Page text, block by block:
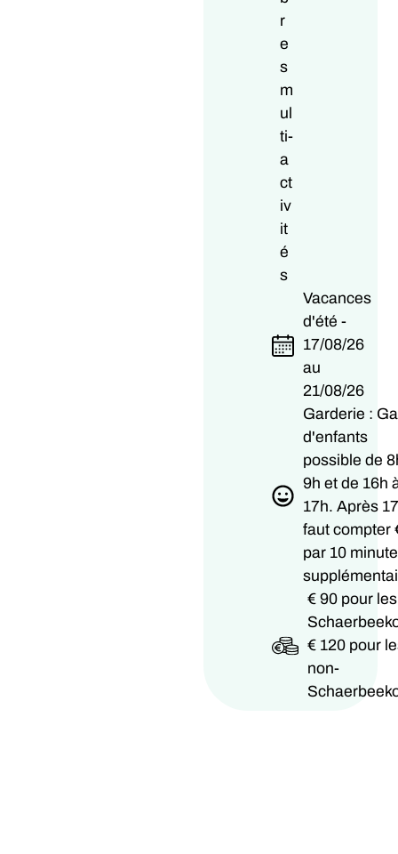
r
e
s
m
ul
ti-
a
ct
iv
it
é
s
Vacances
d'été -
17/08/26
au
21/08/26
Garderie :
d'enfants
possible de
9h et de 16h
17h. Après
faut compter
par 10
€ 90 pour les
€ 120 pour
non-